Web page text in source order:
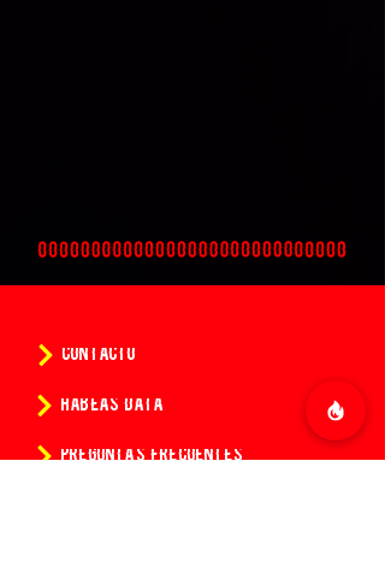
CONTACTO
HABEAS DATA
PREGUNTAS FRECUENTES